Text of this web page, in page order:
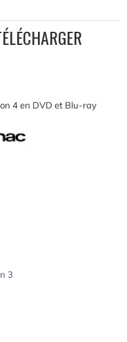
4 en DVD et Blu-ray
3